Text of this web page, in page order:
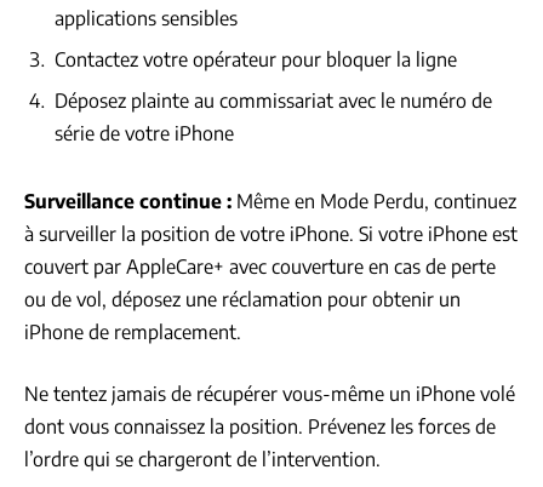
applications sensibles
Contactez votre opérateur pour bloquer la ligne
Déposez plainte au commissariat avec le numéro de
série de votre iPhone
Surveillance continue : Même en Mode Perdu, continuez
à surveiller la position de votre iPhone. Si votre iPhone est
couvert par AppleCare+ avec couverture en cas de perte
ou de vol, déposez une réclamation pour obtenir un
iPhone de remplacement.
Ne tentez jamais de récupérer vous-même un iPhone volé
dont vous connaissez la position. Prévenez les forces de
l’ordre qui se chargeront de l’intervention.